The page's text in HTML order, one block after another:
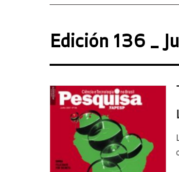
Edición 136 _